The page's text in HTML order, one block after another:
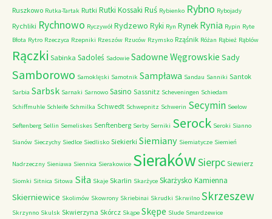
Ruszkowo Rutka-Tartak Rutki Rutki Kossaki Ruś Rybienko Rybno Rybojady
Rychliki Rychnowo Ryczywół Rydzewo Ryki Ryn Rynek Rynia Rypin Ryte
Błota Rytro Rzeczyca Rzepniki Rzeszów Rzuców Rzymsko Rząśnik Różan Rąbież Rąblów
Rączki Sabinka Sadoleś Sadowie Sadowne Węgrowskie Sady
Samborowo Samoklęski Samotnik Sampława Sandau Sanniki Santok
Sarbia Sarbsk Sarnaki Sarnowo Sasino Sassnitz Scheveningen Schiedam
Schiffmuhle Schleife Schmilka Schwedt Schwepnitz Schwerin Secymin Seelow
Seftenberg Sellin Semeliskes Senftenberg Serby Serniki Serock Seroki Sianno
Sianów Sieczychy Siedlce Siedlisko Siekierki Siemiany Siemiatycze Siemień
Nadrzeczny Sieniawa Siennica Sierakowice SierakówSierpc Siewierz
Siomki Sitnica Sitowa Siła Skaje Skarlin Skarżyce Skarżysko Kamienna
Skierniewice Skolimów Skowrony Skriebinai Skrudki Skrwilno Skrzeszew
Skrzynno Skulsk Skwierzyna Skórcz Skąpe Skępe Slude Smardzewice